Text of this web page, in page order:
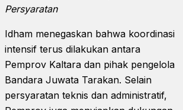
Persyaratan
Idham menegaskan bahwa koordinasi
intensif terus dilakukan antara
Pemprov Kaltara dan pihak pengelola
Bandara Juwata Tarakan. Selain
persyaratan teknis dan administratif,